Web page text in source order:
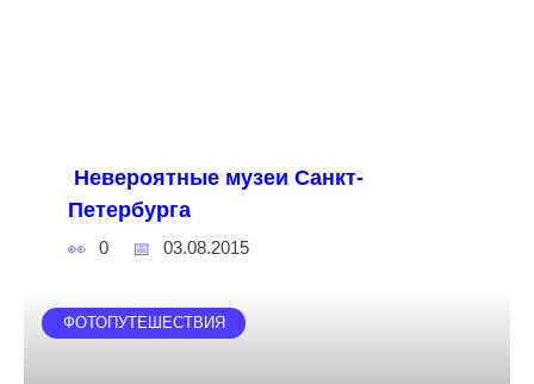
Невероятные музеи Санкт-
Петербурга
0 03.08.2015
ФОТОПУТЕШЕСТВИЯ